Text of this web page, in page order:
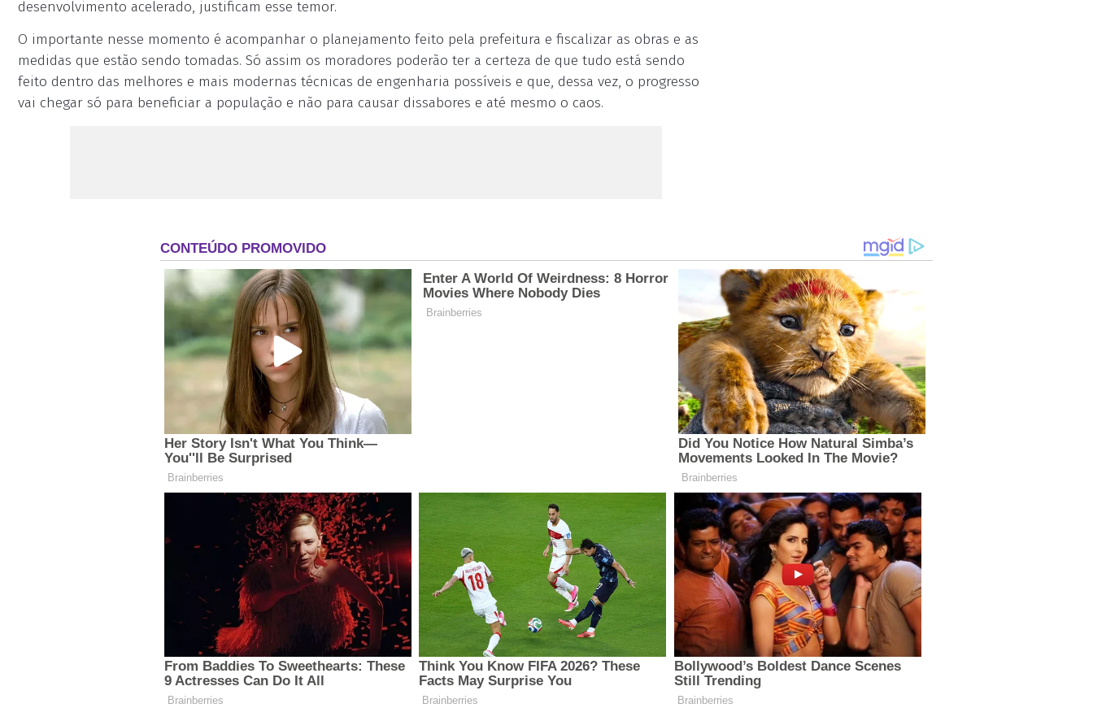
desenvolvimento acelerado, justificam esse temor.
O importante nesse momento é acompanhar o planejamento feito pela prefeitura e fiscalizar as obras e as
medidas que estão sendo tomadas. Só assim os moradores poderão ter a certeza de que tudo está sendo
feito dentro das melhores e mais modernas técnicas de engenharia possíveis e que, dessa vez, o progresso
vai chegar só para beneficiar a população e não para causar dissabores e até mesmo o caos.